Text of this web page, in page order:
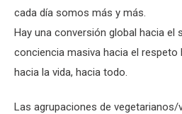
cada día somos más y más.
Hay una conversión global hacia el
conciencia masiva hacia el respeto
hacia la vida, hacia todo.
Las agrupaciones de